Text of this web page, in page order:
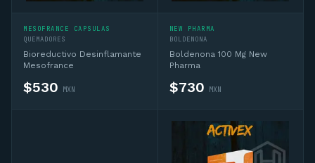
MESOFRANCE CAPSULAS
QUEMADORES
Bioreductivo Desinflamante
Mesofrance
$530 MXN
NEW PHARMA
BOLDENONA
Boldenona 100 Mg New
Pharma
$730 MXN